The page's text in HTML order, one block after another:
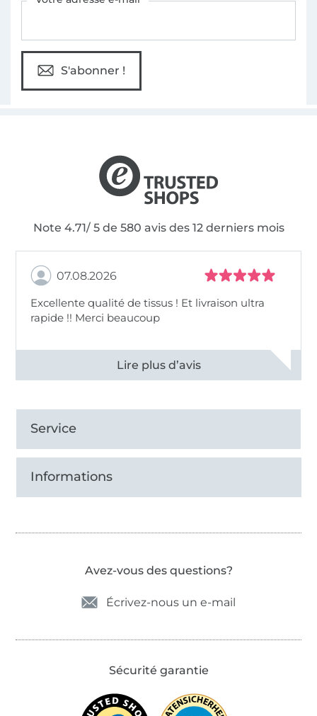
S'abonner !
Note 4.71/ 5 de 580 avis des 12 derniers mois
07.08.2026
Excellente qualité de tissus ! Et livraison ultra
rapide !! Merci beaucoup
Voir tous les 11497 commentaires
Service
Informations
Avez-vous des questions?
Écrivez-nous un e-mail
Sécurité garantie